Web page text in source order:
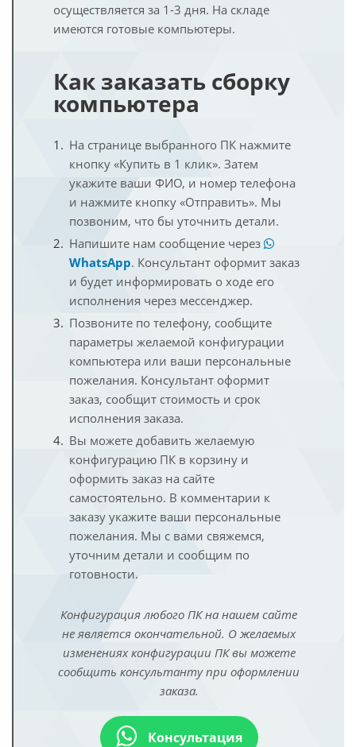
осуществляется за 1-3 дня. На складе
имеются готовые компьютеры.
Как заказать сборку
компьютера
На странице выбранного ПК нажмите
кнопку «Купить в 1 клик». Затем
укажите ваши ФИО, и номер телефона
и нажмите кнопку «Отправить». Мы
позвоним, что бы уточнить детали.
Напишите нам сообщение через
WhatsApp. Консультант оформит заказ
и будет информировать о ходе его
исполнения через мессенджер.
Позвоните по телефону, сообщите
параметры желаемой конфигурации
компьютера или ваши персональные
пожелания. Консультант оформит
заказ, сообщит стоимость и срок
исполнения заказа.
Вы можете добавить желаемую
конфигурацию ПК в корзину и
оформить заказ на сайте
самостоятельно. В комментарии к
заказу укажите ваши персональные
пожелания. Мы с вами свяжемся,
уточним детали и сообщим по
готовности.
Конфигурация любого ПК на нашем сайте
не является окончательной. О желаемых
изменениях конфигурации ПК вы можете
сообщить консультанту при оформлении
заказа.
Консультация